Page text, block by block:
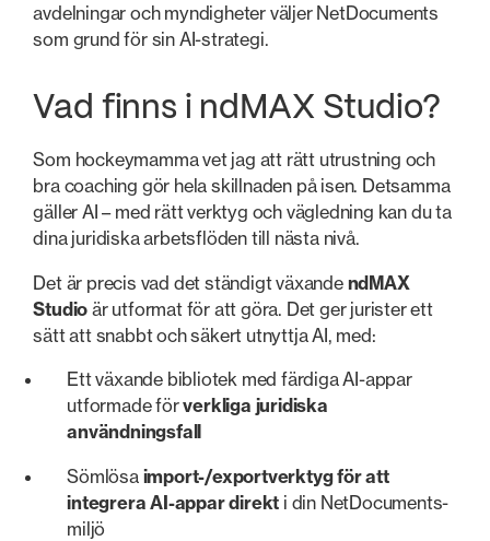
avdelningar och myndigheter väljer NetDocuments
som grund för sin AI-strategi.
Vad finns i ndMAX Studio?
Som hockeymamma vet jag att rätt utrustning och
bra coaching gör hela skillnaden på isen. Detsamma
gäller AI – med rätt verktyg och vägledning kan du ta
dina juridiska arbetsflöden till nästa nivå.
Det är precis vad det ständigt växande ndMAX
Studio är utformat för att göra. Det ger jurister ett
sätt att snabbt och säkert utnyttja AI, med:
Ett växande bibliotek med färdiga AI-appar
utformade förverkliga juridiska
användningsfall
Sömlösa import-/exportverktyg för att
integrera AI-appar direkt i din NetDocuments-
miljö